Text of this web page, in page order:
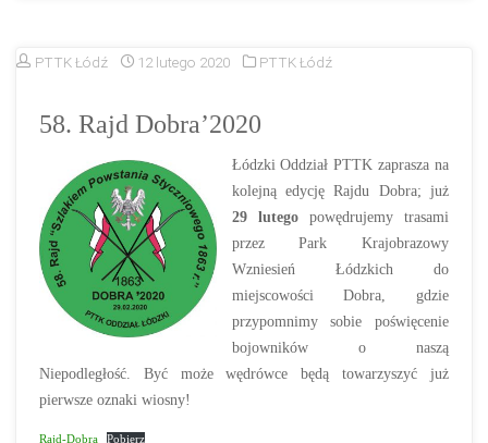
PTTK Łódź 12 lutego 2020 PTTK Łódź
58. Rajd Dobra’2020
Łódzki Oddział PTTK zaprasza na
kolejną edycję Rajdu Dobra; już
29 lutegopowędrujemy trasami
przez Park Krajobrazowy
Wzniesień Łódzkich do
miejscowości Dobra, gdzie
przypomnimy sobie poświęcenie
bojowników o naszą
Niepodległość. Być może wędrówce będą towarzyszyć już
pierwsze oznaki wiosny!
Rajd-Dobra Pobierz